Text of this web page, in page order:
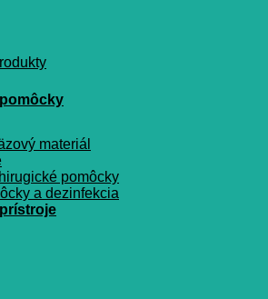
materiál
pomôcky
a dezinfekcia